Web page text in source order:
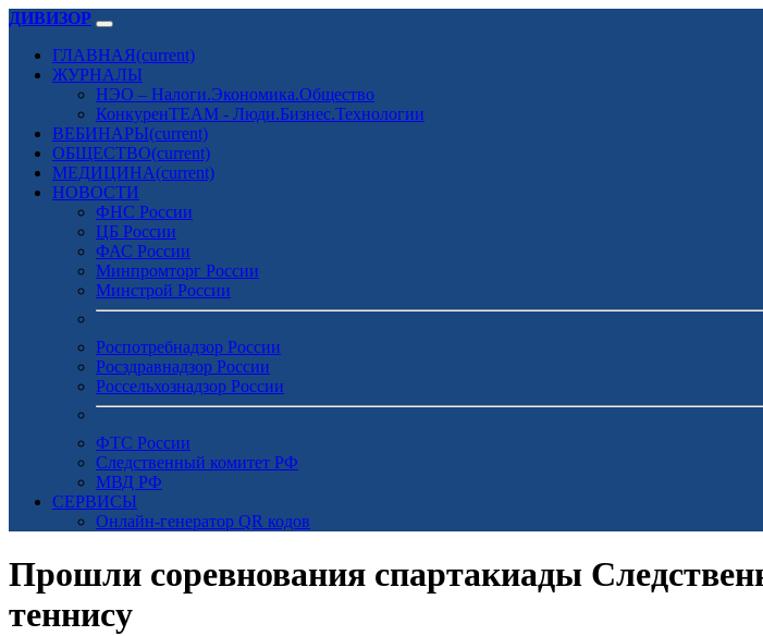
ДИВИЗОР
ГЛАВНАЯ(current)
ЖУРНАЛЫ
НЭО – Налоги.Экономика.Общество
КонкуренTEAM - Люди.Бизнес.Технологии
ВЕБИНАРЫ(current)
ОБЩЕСТВО(current)
МЕДИЦИНА(current)
НОВОСТИ
ФНС России
ЦБ России
ФАС России
Минпромторг России
Минстрой России
Роспотребнадзор России
Росздравнадзор России
Россельхознадзор России
ФТС России
Следственный комитет РФ
МВД РФ
СЕРВИСЫ
Онлайн-генератор QR кодов
Прошли соревнования спартакиады
теннису